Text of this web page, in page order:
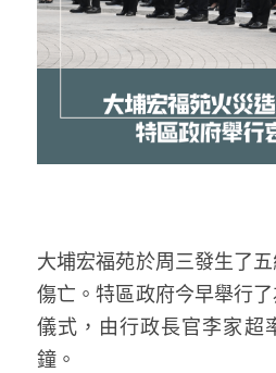
民主派騙案十式
反華推手起底
美西霸凌內幕
美西極權主義
極端暴恐實錄
林淑芳專欄
屈穎妍專欄
朱庭萱專欄
莫綺琪專欄
招國偉專欄
高松傑專欄
絕密法庭檔案
醫院口岸爆炸案
屠龍小隊案
黎智英案審訊
35+顛覆案
生活
吃喝玩指南
休閒好介紹
花生仔漫畫週記
關於我們
人才招聘
商戶合作
支持讚助
搜索
繁體中文
English
大埔宏福苑於周三發生了
傷亡。特區政府今早舉行
儀式，由行政長官李家超
鐘。